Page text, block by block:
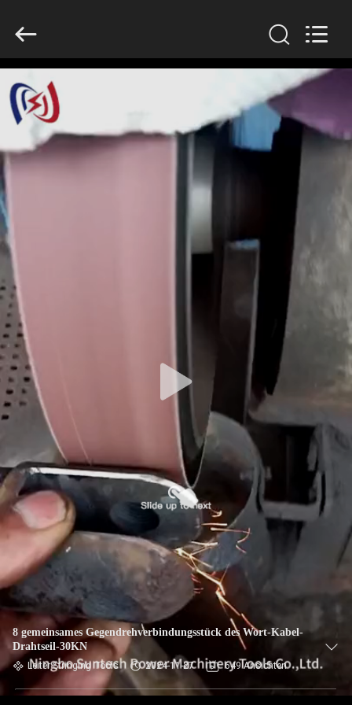
ZU
HAUSE
PRODUKTE
ÜBER
UNS
WERKSBESICHTIGUNG
QUALITÄTSKONTROLLE
NEUIGKEITEN
BITTE UM
EIN
ANGEBOT
SITEMAP
DATENSCHUTZRICHTLINIE
Tools
Co.,Ltd..
Reserved.
8 gemeinsames Gegendrehverbindungsstück des Wort-Kabel-
Drahtseil-30KN
Leiter Stringing Tools 2024-11-27 649 Ansichten